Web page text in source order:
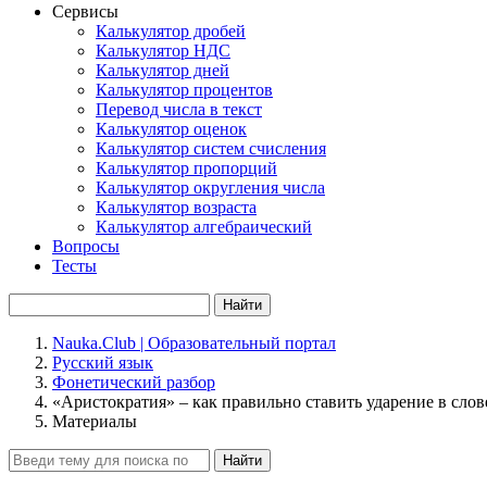
Сервисы
Калькулятор дробей
Калькулятор НДС
Калькулятор дней
Калькулятор процентов
Перевод числа в текст
Калькулятор оценок
Калькулятор систем счисления
Калькулятор пропорций
Калькулятор округления числа
Калькулятор возраста
Калькулятор алгебраический
Вопросы
Тесты
Найти
Nauka.Club | Образовательный портал
Русский язык
Фонетический разбор
«Аристократия» – как правильно ставить ударение в
Материалы
Найти